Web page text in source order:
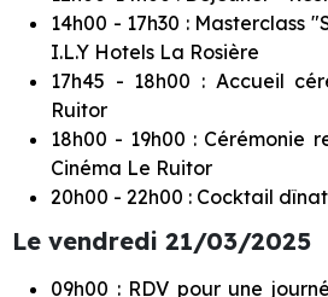
14h00 - 17h30 : Masterclass
I.L.Y Hotels La Rosière
17h45 - 18h00 : Accueil
Ruitor
18h00 - 19h00 : Cérémonie
Cinéma Le Ruitor
20h00 - 22h00 : Cocktail
Le vendredi 21/03/2025
09h00 : RDV pour une